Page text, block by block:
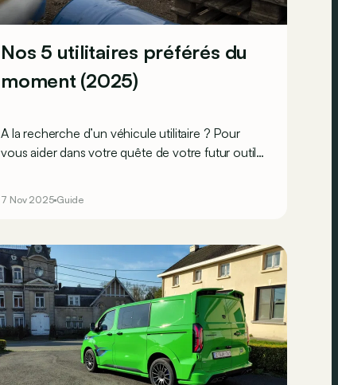
Nos 5 utilitaires préférés du
moment (2025)
A la recherche d’un véhicule utilitaire ? Pour
vous aider dans votre quête de votre futur outil
motorisations.
7 Nov 2025 Guide